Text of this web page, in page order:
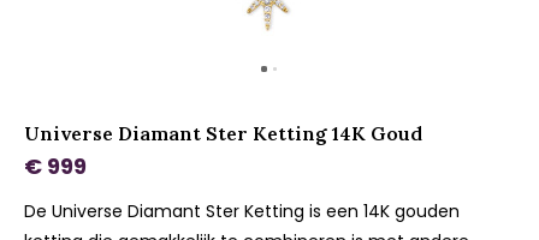
Universe Diamant Ster Ketting 14K Goud
€ 999
De Universe Diamant Ster Ketting is een 14K gouden